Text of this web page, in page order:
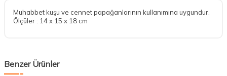
Muhabbet kuşu ve cennet papağanlarının kullanımına uygundur.
Ölçüler : 14 x 15 x 18 cm
Benzer Ürünler